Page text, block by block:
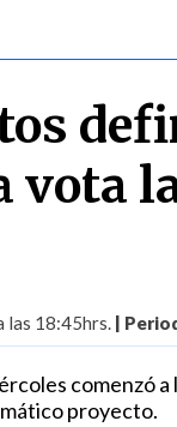
vota
las 18:45hrs. |
comenzó a
proyecto.